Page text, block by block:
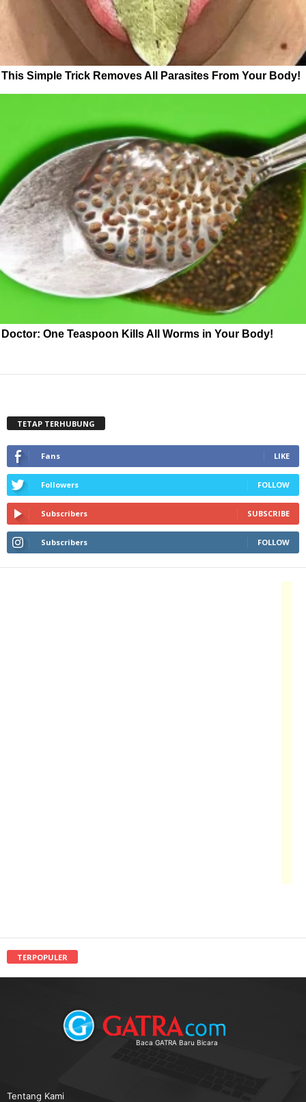
This Simple Trick Removes All Parasites From Your Body!
Doctor: One Teaspoon Kills All Worms in Your Body!
TETAP TERHUBUNG
Fans LIKE
Followers FOLLOW
Subscribers SUBSCRIBE
Subscribers FOLLOW
TERPOPULER
Baca GATRA Baru Bicara
Tentang Kami